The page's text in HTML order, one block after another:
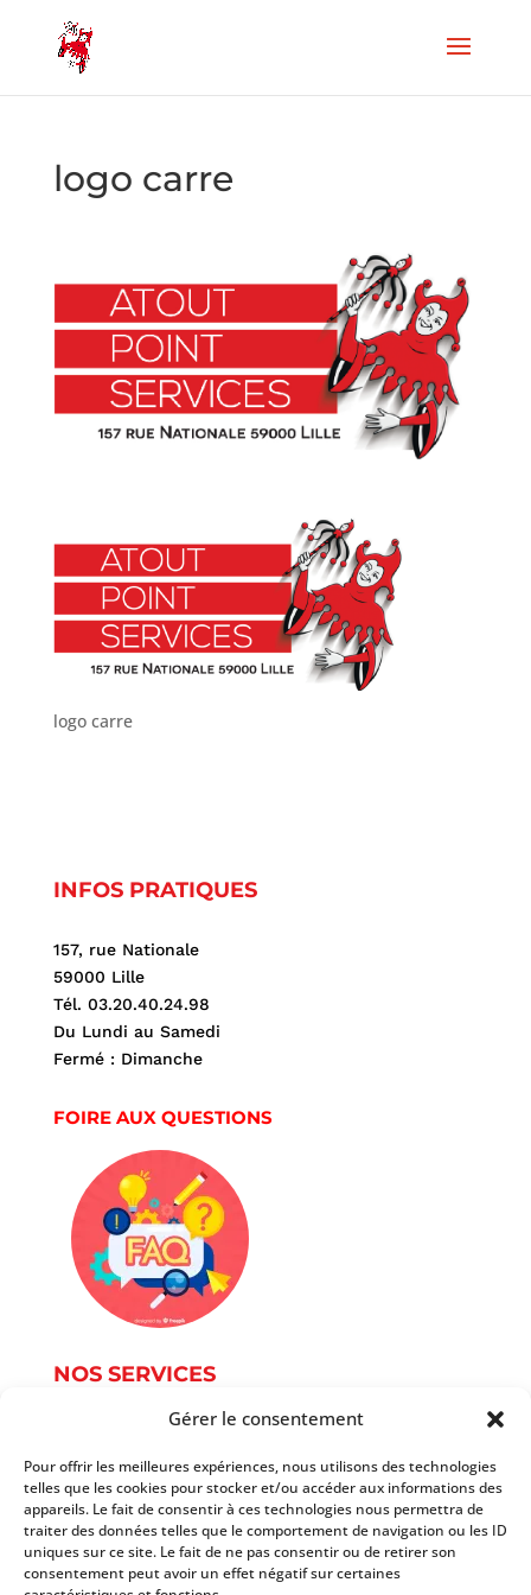
Gérer le consentement
Pour offrir les meilleures expériences, nous utilisons des technologies
telles que les cookies pour stocker et/ou accéder aux informations des
appareils. Le fait de consentir à ces technologies nous permettra de
traiter des données telles que le comportement de navigation ou les ID
uniques sur ce site. Le fait de ne pas consentir ou de retirer son
consentement peut avoir un effet négatif sur certaines
logo carre
logo carre
INFOS PRATIQUES
157, rue Nationale
59000 Lille
Tél. 03.20.40.24.98
Du Lundi au Samedi
Fermé : Dimanche
FOIRE AUX QUESTIONS
NOS SERVICES
Services informatique
Services du document
Autres services
Tarifs